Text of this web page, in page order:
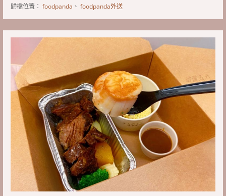
歸檔位置： foodpanda 、 foodpanda外送